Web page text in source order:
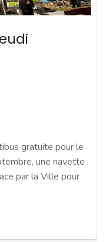
gratuite pour le
une navette
par la Ville pour